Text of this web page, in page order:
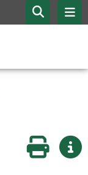
Seite